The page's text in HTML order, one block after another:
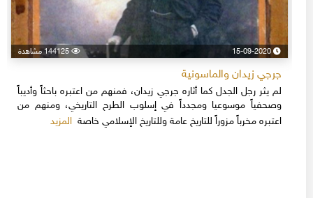
15-09-2020 144125 مشاهدة
جرجي زيدان والماسونية
لم يثر رجل الجدل كما أثاره جرجي زيدان، فمنهم من اعتبره باحثاً وأديباً
وصحفياً موسوعيا ومجدداً في إسلوب الطرح التاريخي، ومنهم من
اعتبره مخرباً مزوراً للتاريخ عامة وللتاريخ الإسلامي خاصةالمزيد